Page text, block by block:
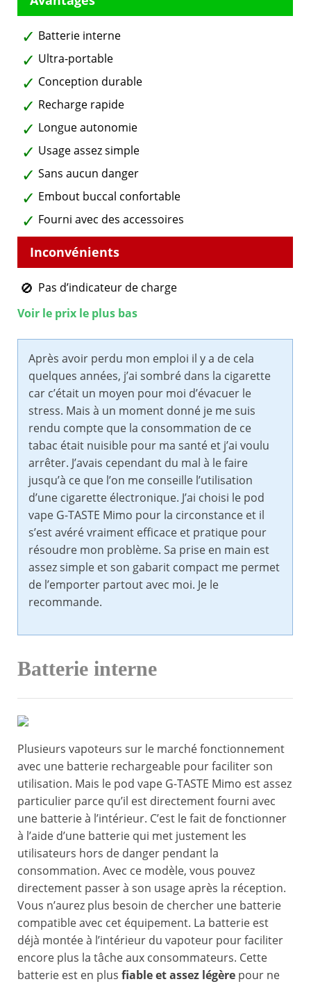
Batterie interne
Ultra-portable
Conception durable
Recharge rapide
Longue autonomie
Usage assez simple
Sans aucun danger
Embout buccal confortable
Fourni avec des accessoires
Pas d’indicateur de charge
Voir le prix le plus bas
Après avoir perdu mon emploi il y a de cela
quelques années, j’ai sombré dans la cigarette
car c’était un moyen pour moi d’évacuer le
stress. Mais à un moment donné je me suis
rendu compte que la consommation de ce
tabac était nuisible pour ma santé et j’ai voulu
arrêter. J’avais cependant du mal à le faire
jusqu’à ce que l’on me conseille l’utilisation
d’une cigarette électronique. J’ai choisi le pod
vape G-TASTE Mimo pour la circonstance et il
s’est avéré vraiment efficace et pratique pour
résoudre mon problème. Sa prise en main est
assez simple et son gabarit compact me permet
de l’emporter partout avec moi. Je le
recommande.
Batterie interne
Plusieurs vapoteurs sur le marché fonctionnement
avec une batterie rechargeable pour faciliter son
utilisation. Mais le pod vape G-TASTE Mimo est assez
particulier parce qu’il est directement fourni avec
une batterie à l’intérieur. C’est le fait de fonctionner
à l’aide d’une batterie qui met justement les
utilisateurs hors de danger pendant la
consommation. Avec ce modèle, vous pouvez
directement passer à son usage après la réception.
Vous n’aurez plus besoin de chercher une batterie
compatible avec cet équipement. La batterie est
déjà montée à l’intérieur du vapoteur pour faciliter
encore plus la tâche aux consommateurs. Cette
batterie est en plus fiable et assez légère pour ne